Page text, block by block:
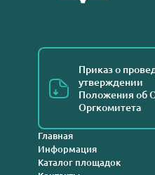
Приказ о
утверждении
Положения об
Оргкомитета
Главная
Информация
Каталог площадок